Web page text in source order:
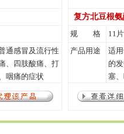
通感冒及流行性
、四肢酸痛、打
咽痛的症状
复方北豆根
规 格
11
产品用途
适
的
塞